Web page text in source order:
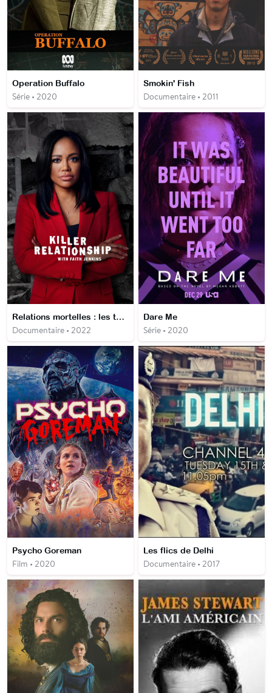
Operation Buffalo
Série • 2020
Smokin' Fish
Documentaire • 2011
Relations mortelles : les tueurs et moi
Documentaire • 2022
Dare Me
Série • 2020
Psycho Goreman
Film • 2020
Les flics de Delhi
Documentaire • 2017